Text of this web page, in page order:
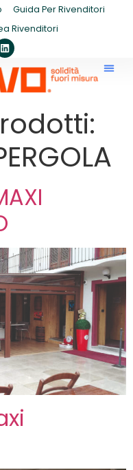
Guida Per Rivenditori
Rivenditori